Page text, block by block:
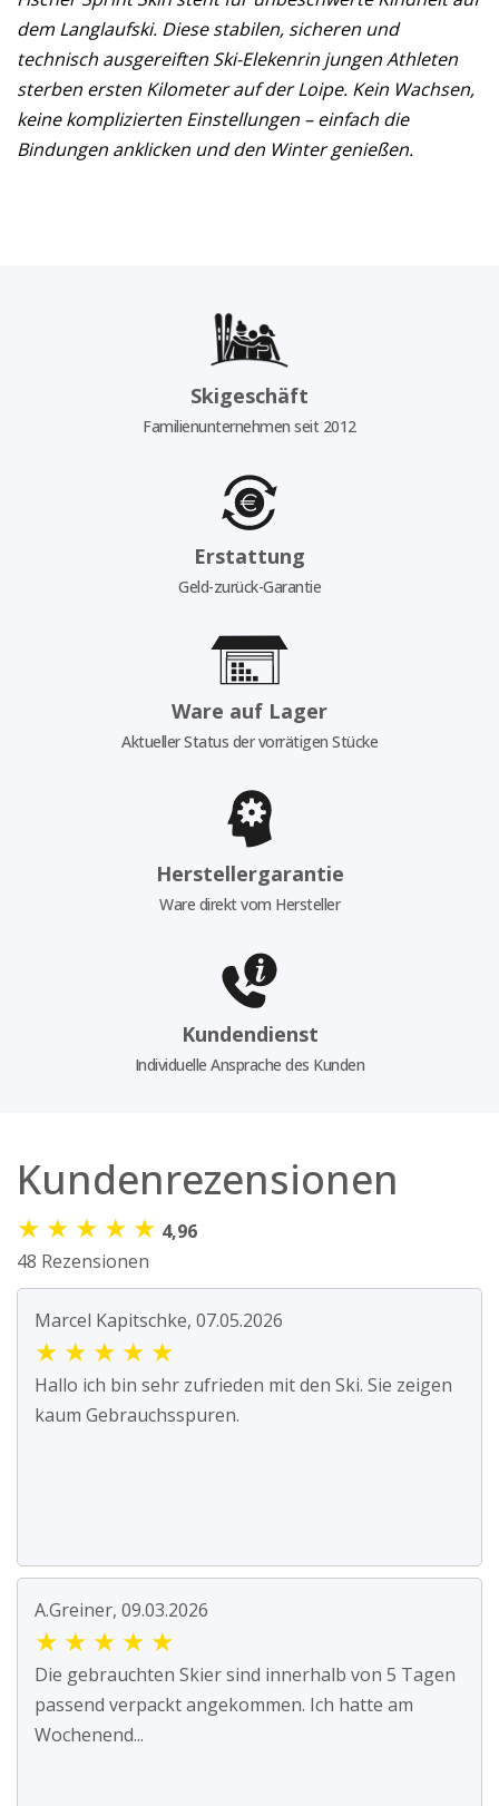
dem Langlaufski. Diese stabilen, sicheren und
technisch ausgereiften Ski-Elekenrin jungen Athleten
sterben ersten Kilometer auf der Loipe. Kein Wachsen,
keine komplizierten Einstellungen – einfach die
Bindungen anklicken und den Winter genießen.
Skigeschäft
Familienunternehmen seit 2012
Erstattung
Geld-zurück-Garantie
Ware auf Lager
Aktueller Status der vorrätigen Stücke
Herstellergarantie
Ware direkt vom Hersteller
Kundendienst
Individuelle Ansprache des Kunden
Kundenrezensionen
★ ★ ★ ★ ★ 4,96
48 Rezensionen
Marcel Kapitschke, 07.05.2026
★ ★ ★ ★ ★
Hallo ich bin sehr zufrieden mit den Ski. Sie zeigen
kaum Gebrauchsspuren.
A.Greiner, 09.03.2026
★ ★ ★ ★ ★
Die gebrauchten Skier sind innerhalb von 5 Tagen
passend verpackt angekommen. Ich hatte am
Wochenend...